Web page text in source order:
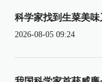
科学家找到生菜美
2026-08-05 09:24